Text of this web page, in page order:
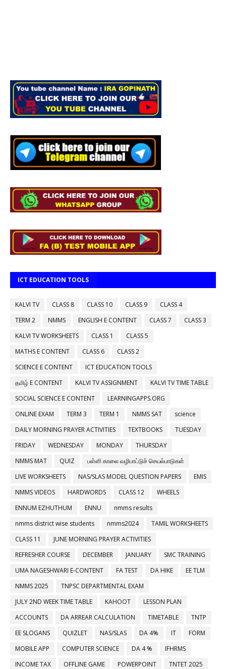
ICT EDUCATION TOOLS
KALVI TV CLASS 8 CLASS 10 CLASS 9
CLASS 4
TERM 2
NMMS ENGLISH E CONTENT CLASS 7
CLASS 3
KALVI TV WORKSHEETS
CLASS 1
CLASS 5
MATHS E CONTENT
CLASS 6
CLASS 2
SCIENCE E CONTENT
ICT EDUCATION TOOLS
தமிழ் E CONTENT
KALVI TV ASSIGNMENT
KALVI TV TIME TABLE
SOCIAL SCIENCE E CONTENT
LEARNINGAPPS.ORG
ONLINE EXAM
TERM 3 TERM 1 NMMS SAT
science
DAILY MORNING PRAYER ACTIVITIES
TEXTBOOKS
TUESDAY
FRIDAY
WEDNESDAY MONDAY
THURSDAY
NMMS MAT
QUIZ
பள்ளி காலை வழிபாட்டுச் செயல்பாடுகள்
LIVE WORKSHEETS
NAS/SLAS MODEL QUESTION PAPERS
EMIS
NMMS VIDEOS
HARDWORDS CLASS 12
WHEELS
ENNUM EZHUTHUM
ENNU
nmms results
nmms district wise students
nmms2024
TAMIL WORKSHEETS
CLASS 11
JUNE MORNING PRAYER ACTIVITIES
REFRESHER COURSE
DECEMBER JANUARY
SMC TRAINING
UMA NAGESHWARI E-CONTENT
FA TEST DA HIKE
EE TLM
NMMS 2025
TNPSC DEPARTMENTAL EXAM
JULY 2ND WEEK TIME TABLE
KAHOOT
LESSON PLAN
ACCOUNTS
DA ARREAR CALCULATION TIMETABLE
TNTP
EE SLOGANS
QUIZLET NAS/SLAS DA 4% IT
FORM
MOBILE APP
COMPUTER SCIENCE DA 4 %
IFHRMS
INCOME TAX
OFFLINE GAME POWERPOINT
TNTET 2025